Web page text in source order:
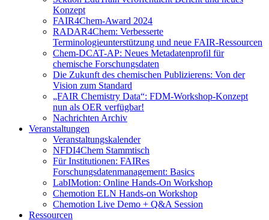
Konzept
FAIR4Chem-Award 2024
RADAR4Chem: Verbesserte
Terminologieunterstützung und neue FAIR-Ressourcen
Chem-DCAT-AP: Neues Metadatenprofil für
chemische Forschungsdaten
Die Zukunft des chemischen Publizierens: Von der
Vision zum Standard
„FAIR Chemistry Data“: FDM-Workshop-Konzept
nun als OER verfügbar!
Nachrichten Archiv
Veranstaltungen
Veranstaltungskalender
NFDI4Chem Stammtisch
Für Institutionen: FAIRes
Forschungsdatenmanagement: Basics
LabIMotion: Online Hands-On Workshop
Chemotion ELN Hands-on Workshop
Chemotion Live Demo + Q&A Session
Ressourcen